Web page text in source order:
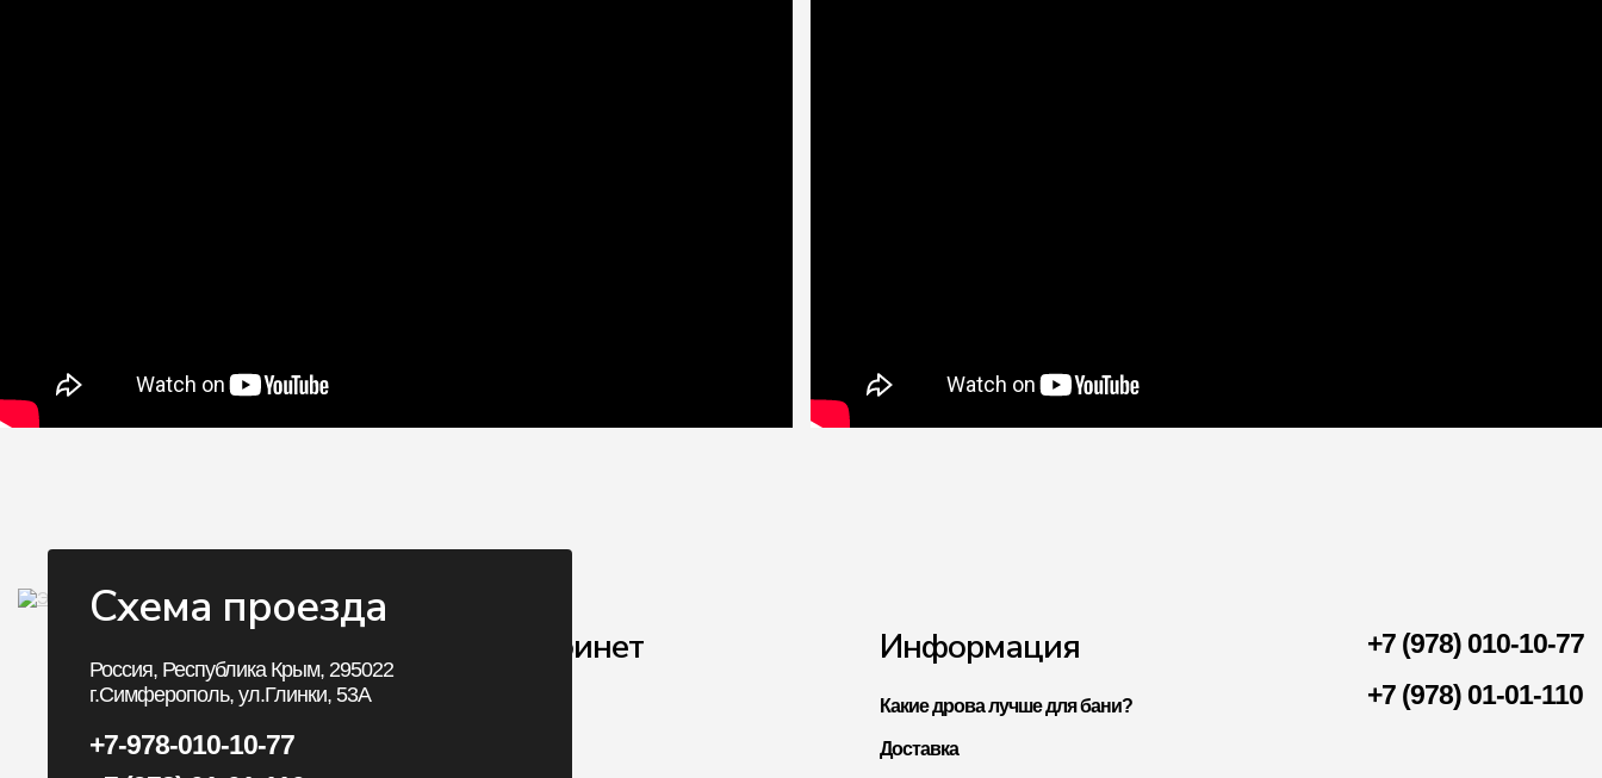
Схема проезда
Россия, Республика Крым, 295022
г.Симферополь, ул.Глинки, 53А
+7-978-010-10-77
Личный Кабинет Информация
Какие дрова лучше для бани?
Доставка
+7 (978) 010-10-77
+7 (978) 01-01-110